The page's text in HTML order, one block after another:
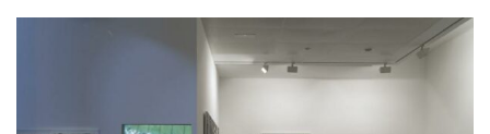
part belle à la citation de quelques grands films de
science-fiction ou d’anticipation.
Les œuvres de Nicolas Delprat renvoient à
l’imagerie de 2001, l’Odyssée de l’espace de Stanley
Kubrick, celle de Pierre-Olivier Arnaud cite L’Eclipse